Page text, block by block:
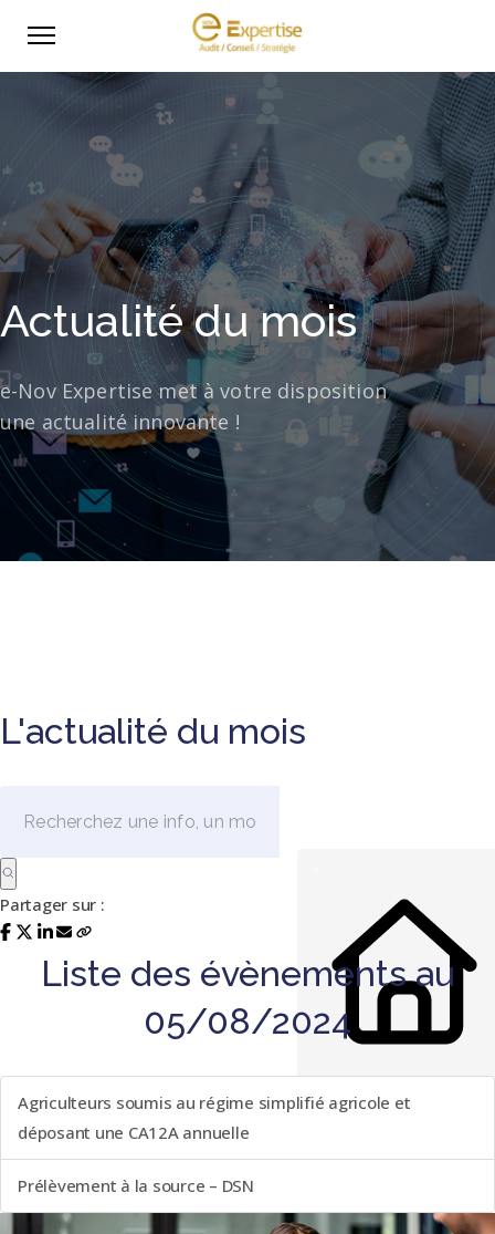
Actualité du mois
e-Nov Expertise met à votre disposition
une actualité innovante !
L'actualité du mois
Partager sur :
Liste des évènements au
05/08/2024
Agriculteurs soumis au régime simplifié agricole et
déposant une CA12A annuelle
Prélèvement à la source – DSN